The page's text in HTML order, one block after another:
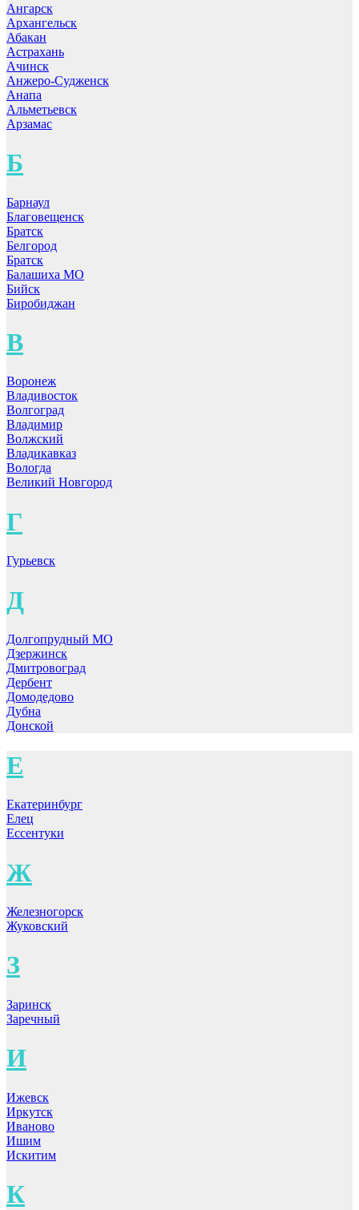
Ангарск
Архангельск
Абакан
Астрахань
Ачинск
Анжеро-Судженск
Анапа
Альметьевск
Арзамас
Б
Барнаул
Благовещенск
Братск
Белгород
Братск
Балашиха МО
Бийск
Биробиджан
В
Воронеж
Владивосток
Волгоград
Владимир
Волжский
Владикавказ
Вологда
Великий Новгород
Г
Гурьевск
Д
Долгопрудный МО
Дзержинск
Дмитровоград
Дербент
Домодедово
Дубна
Донской
Е
Екатеринбург
Елец
Ессентуки
Ж
Железногорск
Жуковский
З
Заринск
Заречный
И
Ижевск
Иркутск
Иваново
Ишим
Искитим
К